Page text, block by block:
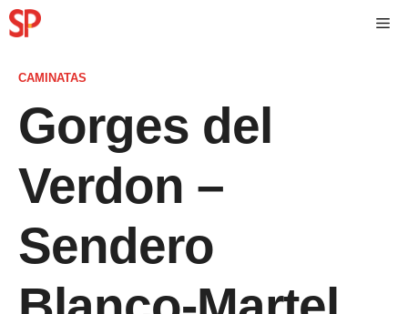
CAMINATAS
Gorges del
Verdon –
Sendero